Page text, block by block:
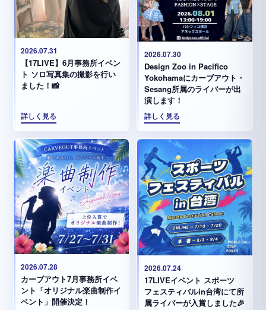
2026.07.31
【17LIVE】6月事務所イベン
ト ソロ写真集の撮影を行い
ました！📸
詳しく見る
2026.07.30
Design Zoo in Pacifico
Yokohamaにカーブアウト・
Sesang所属のライバーが出
演します！
詳しく見る
2026.07.28
カーブアウト7月事務所イベ
ント「オリジナル楽曲制作イ
ベント」開催決定！
2026.07.24
17LIVEイベント スポーツ
フェスティバルin台湾にて所
属ライバーが入賞しました🎉